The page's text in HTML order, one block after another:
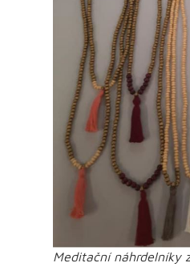
Meditační náhrdelníky